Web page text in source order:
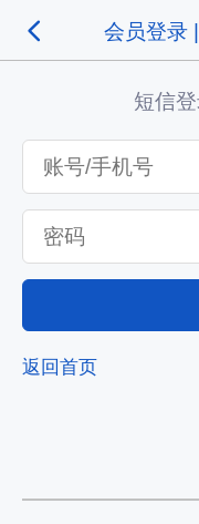
会员登录
短信
返回首页